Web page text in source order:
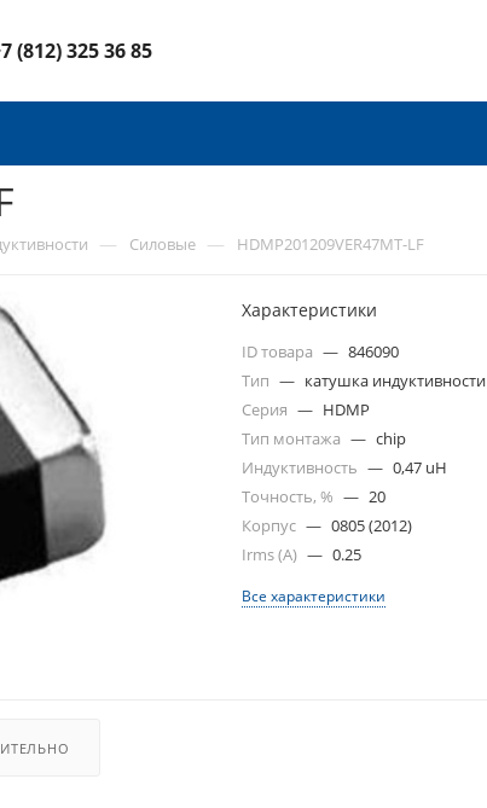
(812) 325 36 85
— Силовые — HDMP201209VER47MT-LF
Характеристики
ID товара — 846090
Тип — катушка индуктивности
Серия — HDMP
Тип монтажа — chip
Индуктивность — 0,47 uH
Точность, % — 20
Корпус — 0805 (2012)
Irms (A) — 0.25
Все характеристики